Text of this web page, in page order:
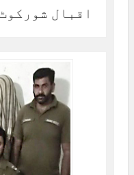
اقبال